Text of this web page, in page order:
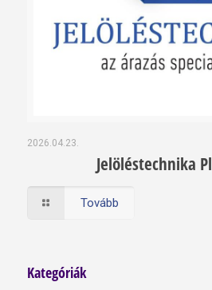
2026.04.23.
Jelöléstechnika
Tovább
Kategóriák